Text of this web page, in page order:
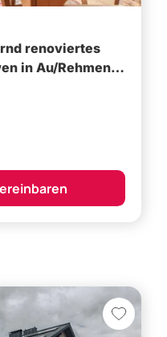
renoviertes
mit Charme und